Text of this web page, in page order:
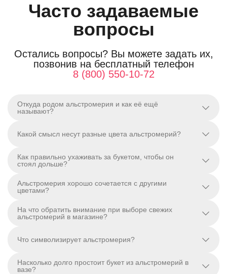
Часто задаваемые
вопросы
Остались вопросы? Вы можете задать их,
позвонив на бесплатный телефон
8 (800) 550-10-72
Откуда родом альстромерия и как её ещё
называют?
Какой смысл несут разные цвета альстромерий?
Как правильно ухаживать за букетом, чтобы он
стоял дольше?
Альстромерия хорошо сочетается с другими
цветами?
На что обратить внимание при выборе свежих
альстромерий в магазине?
Что символизирует альстромерия?
Насколько долго простоит букет из альстромерий в
вазе?